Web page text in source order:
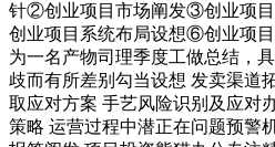
针②创业项目市场阐发③创业项
创业项目系统布局设想⑥创业项
为一名产物司理季度工做总结，
歧而有所差别勾当设想 发卖渠道
取应对方案 手艺风险识别及应对
策略 运营过程中潜正在问题预警